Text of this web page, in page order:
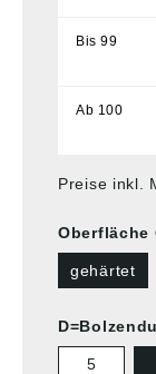
Bis99
Ab 100
Preise inkl.
Oberfläche
gehärtet
5